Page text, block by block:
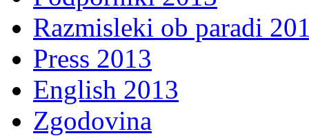
Razmisleki ob paradi
Press 2013
English 2013
Zgodovina